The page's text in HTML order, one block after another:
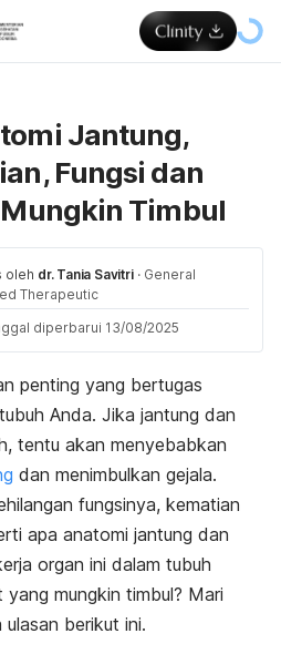
Jantung,
Fungsi dan
Timbul
oleh dr. Tania Savitri · General
Therapeutic
diperbarui 13/08/2025
penting yang bertugas
Anda. Jika jantung dan
tentu akan menyebabkan
dan menimbulkan gejala.
fungsinya, kematian
apa anatomi jantung dan
organ ini dalam tubuh
mungkin timbul? Mari
berikut ini.